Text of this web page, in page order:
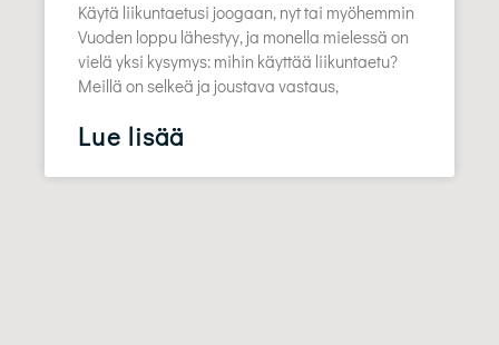
Käytä liikuntaetusi joogaan, nyt tai myöhemmin
Vuoden loppu lähestyy, ja monella mielessä on
vielä yksi kysymys: mihin käyttää liikuntaetu?
Meillä on selkeä ja joustava vastaus,
Lue lisää